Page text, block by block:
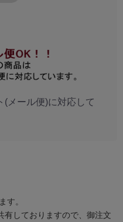
(メール便)に対応して
す。
しておりますので、御注文